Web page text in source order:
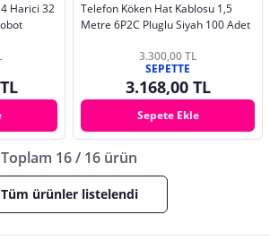
Harici 32
Telefon Köken Hat Kablosu 1,5
Metre 6P2C Pluglu Siyah 100 Adet
3.300,00 TL
SEPETTE
3.168,00 TL
Sepete Ekle
Toplam 16 / 16 ürün
Tüm ürünler listelendi